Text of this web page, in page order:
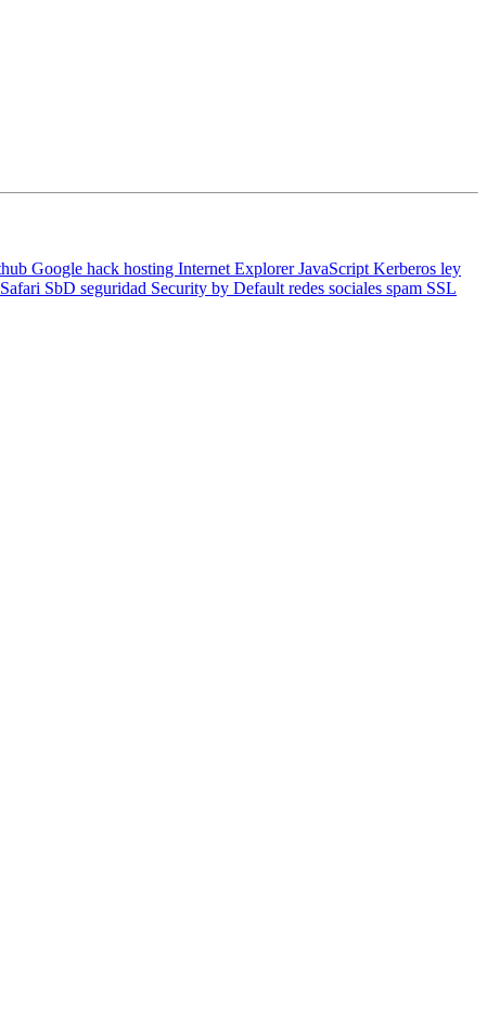
Google hack hosting Internet ExplorerJavaScriptKerberos ley
Safari SbD seguridad Security by Defaultredes sociales spam SSL